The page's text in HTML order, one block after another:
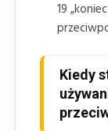
19
Kiedy